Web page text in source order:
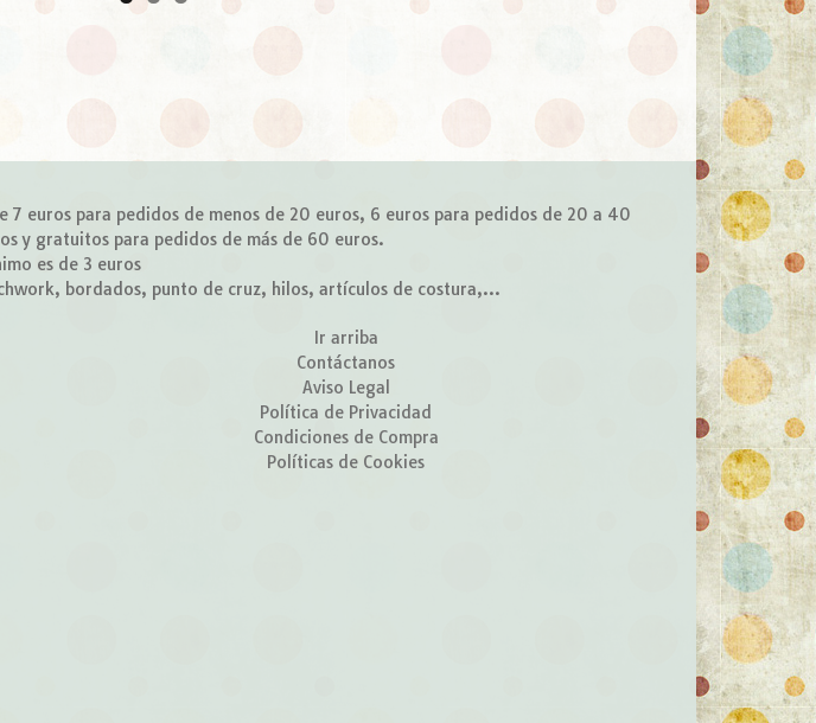
euros para pedidos de menos de 20 euros, 6 euros para pedidos de 20 a 40
y gratuitos para pedidos de más de 60 euros.
es de 3 euros
bordados, punto de cruz, hilos, artículos de costura,...
Ir arriba
Contáctanos
Aviso Legal
Política de Privacidad
Condiciones de Compra
Políticas de Cookies